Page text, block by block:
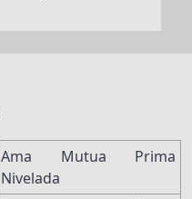
Ama Mutua Prima
Nivelada